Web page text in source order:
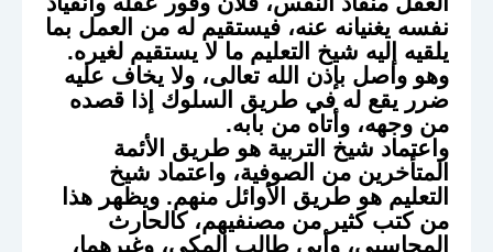
نفسه يغنيانه عنه، فيستقيم له من العمل بما
يلقيه إليه شيخ التعليم ما لا يستقيم لغيره.
وهو واصل بإذن الله تعالى، ولا يخاف عليه
ضرر يقع له في طريق السلوك إذا قصده
من وجهه، وأتاه من بابه.
واعتماد شيخ التربية هو طريق الأئمة
المتأخرين من الصوفية، واعتماد شيخ
التعليم هو طريق الأوائل منهم. ويظهر هذا
من كتب كثير من مصنفيهم، كالحارث
المحاسبي، وأبي طالب المكي، وغيرهما،